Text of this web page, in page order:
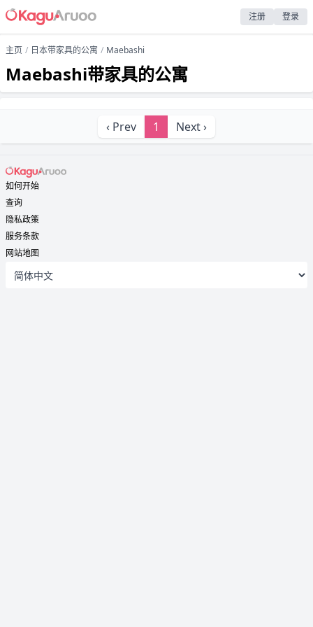
注册 登录
主页 日本带家具的公寓 Maebashi
Maebashi带家具的公寓
‹ Prev 1 Next ›
如何开始
查询
隐私政策
服务条款
网站地图